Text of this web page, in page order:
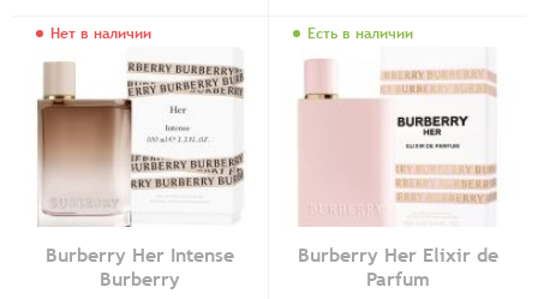
Нет в наличии
Burberry Her Intense
Burberry
Есть в наличии
Burberry Her Elixir de
Parfum